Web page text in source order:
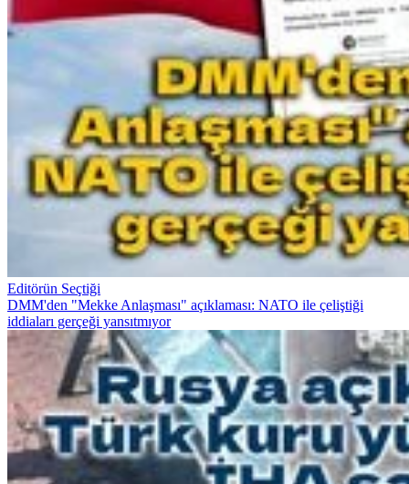
Editörün Seçtiği
DMM'den "Mekke Anlaşması" açıklaması: NATO ile çeliştiği
iddiaları gerçeği yansıtmıyor